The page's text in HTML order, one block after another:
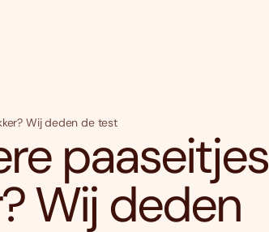
Wij deden de test
paaseitjes
Wij deden